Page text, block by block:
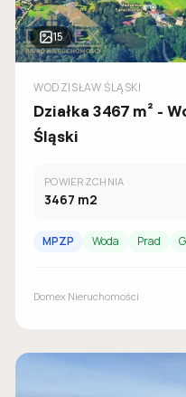
15
WODZISŁAW ŚLĄSKI
Działka 3467 m² -
Śląski
POWIERZCHNIA
3467 m2
MPZP Woda Prad
Domex Nieruchomości